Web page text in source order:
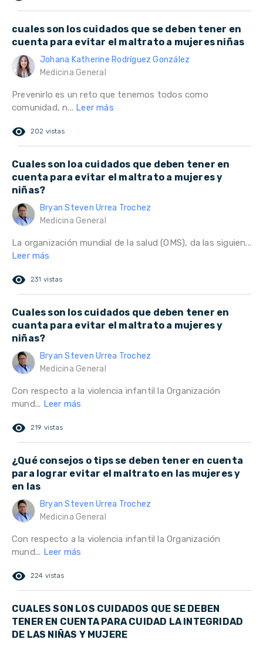
cuales son los cuidados que se deben tener en
cuenta para evitar el maltrato a mujeres niñas
Johana Katherine Rodríguez González
Medicina General
Prevenirlo es un reto que tenemos todos como
comunidad, n... Leer más
remove_red_eye 202 vistas
Cuales son loa cuidados que deben tener en
cuenta para evitar el maltrato a mujeres y
niñas?
Bryan Steven Urrea Trochez
Medicina General
La organización mundial de la salud (OMS), da las siguien...
Leer más
remove_red_eye 231 vistas
Cuales son los cuidados que deben tener en
cuanta para evitar el maltrato a mujeres y
niñas?
Bryan Steven Urrea Trochez
Medicina General
Con respecto a la violencia infantil la Organización
mund... Leer más
remove_red_eye 219 vistas
¿Qué consejos o tips se deben tener en cuenta
para lograr evitar el maltrato en las mujeres y
en las
Bryan Steven Urrea Trochez
Medicina General
Con respecto a la violencia infantil la Organización
mund... Leer más
remove_red_eye 224 vistas
CUALES SON LOS CUIDADOS QUE SE DEBEN
TENER EN CUENTA PARA CUIDAD LA INTEGRIDAD
DE LAS NIÑAS Y MUJERE